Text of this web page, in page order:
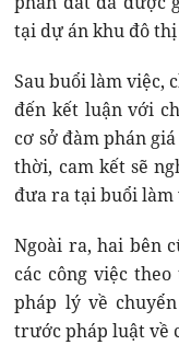
tại dự án khu đô
Sau buổi làm việc,
đến kết luận với
cơ sở đàm phán
thời, cam kết sẽ
đưa ra tại buổi làm
Ngoài ra, hai bên
các công việc
pháp lý về
trước pháp luật về